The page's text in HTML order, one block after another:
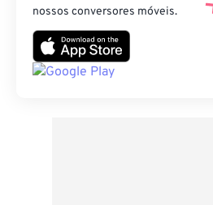
nossos conversores móveis.